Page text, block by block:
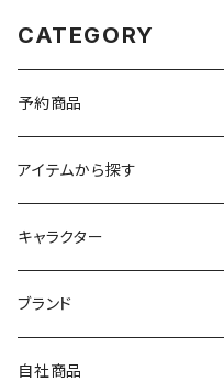
CATEGORY
予約商品
アイテムから探す
九谷焼
マグ＆カップ
プレート
キャラクター
ムーミン
80th記念アイテム
MOOMIN ANIMATION
ブランド
LA AMYS(エミーズ)
自社商品